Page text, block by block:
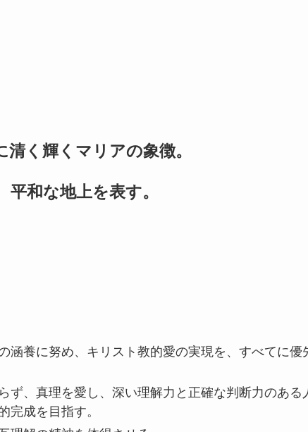
清く輝くマリアの象徴。
平和な地上を表す。
涵養に努め、キリスト教的愛の実現を、すべてに優
ず、真理を愛し、深い理解力と正確な判断力のある
完成を目指す。